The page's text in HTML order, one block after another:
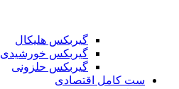
گیربکس هلیکال
گیربکس خورشیدی
گیربکس حلزونی
ست کامل اقتصادی